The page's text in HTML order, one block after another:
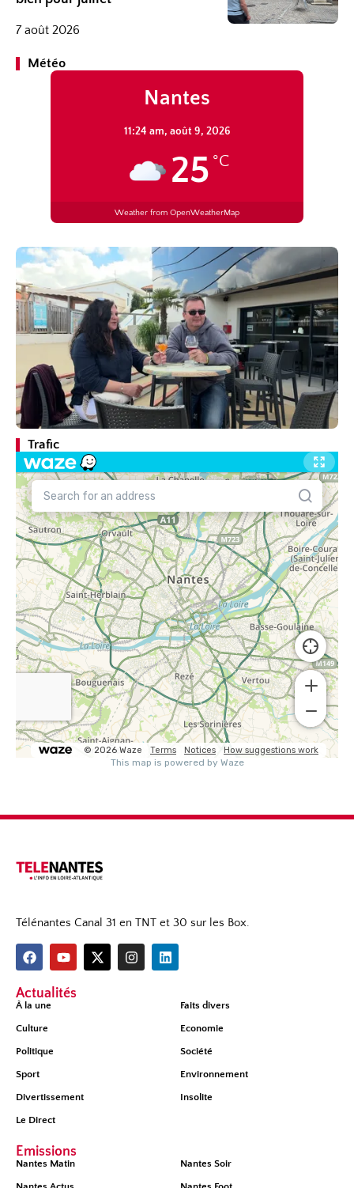
Météo
Nantes
11:24 am, août 9, 2026
25 °C
Weather from OpenWeatherMap
Trafic
Télénantes Canal 31 en TNT et 30 sur les Box.
Actualités
À la une Faits divers
Culture Economie
Politique Société
Sport Environnement
Divertissement Insolite
Le Direct
Émissions
Nantes Matin Nantes Soir